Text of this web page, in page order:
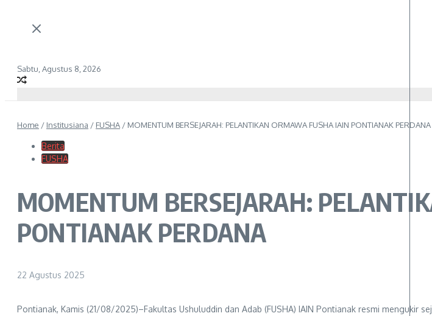
Sabtu, Agustus 8, 2026
Home / Institusiana / FUSHA / MOMENTUM BERSEJARAH: PELANTIKAN ORMAWA FUSHA IAIN PONTIANAK PERDANA
Berita
FUSHA
MOMENTUM BERSEJARAH:
PONTIANAK PERDANA
22 Agustus 2025
Pontianak, Kamis (21/08/2025)–Fakultas Ushuluddin dan Adab (FUSHA) IAIN Pontianak resmi mengukir